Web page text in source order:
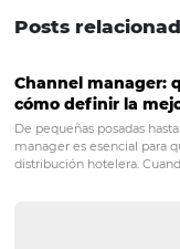
compartir